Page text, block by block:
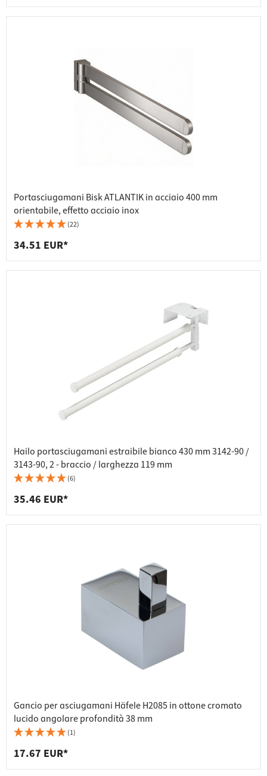
Portasciugamani Bisk ATLANTIK in acciaio 400 mm
orientabile, effetto acciaio inox
(22)
34.51 EUR*
Hailo portasciugamani estraibile bianco 430 mm 3142-90 /
3143-90, 2 - braccio / larghezza 119 mm
(6)
35.46 EUR*
Gancio per asciugamani Häfele H2085 in ottone cromato
lucido angolare profondità 38 mm
(1)
17.67 EUR*